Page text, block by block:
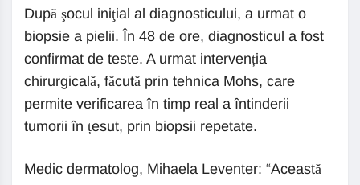
După şocul iniţial al diagnosticului, a urmat o
biopsie a pielii. În 48 de ore, diagnosticul a fost
confirmat de teste. A urmat intervenția
chirurgicală, făcută prin tehnica Mohs, care
permite verificarea în timp real a întinderii
tumorii în țesut, prin biopsii repetate.
Medic dermatolog, Mihaela Leventer: “Această